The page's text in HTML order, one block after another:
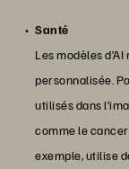
Santé
Les modèles
personnalisée.
utilisés dans
comme le
exemple, utilise